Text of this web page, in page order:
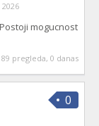
2026
mogucnost
89 pregleda, 0 danas
0